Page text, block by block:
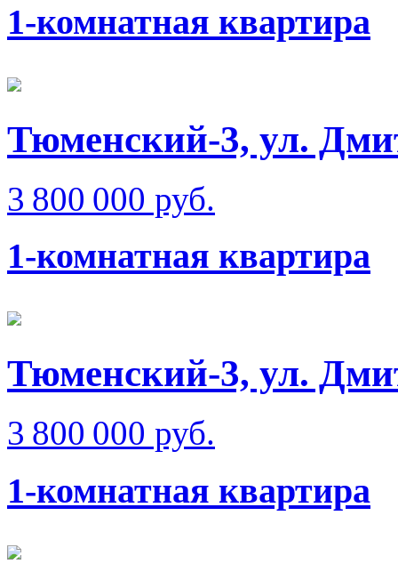
1-комнатная квартира
Тюменский-3, ул.
3 800 000 руб.
1-комнатная квартира
Тюменский-3, ул.
3 800 000 руб.
1-комнатная квартира